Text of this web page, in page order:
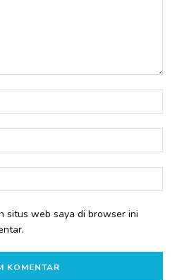
situs web saya di browser ini